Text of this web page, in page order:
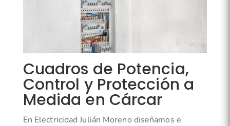
Cuadros de Potencia,
Control y Protección a
Medida en Cárcar
En Electricidad Julián Moreno diseñamos e